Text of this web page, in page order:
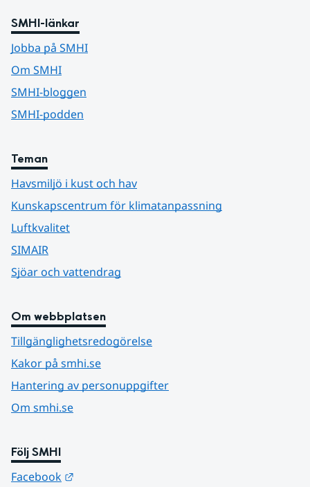
SMHI-länkar
Jobba på SMHI
Om SMHI
SMHI-bloggen
SMHI-podden
Teman
Havsmiljö i kust och hav
Kunskapscentrum för klimatanpassning
Luftkvalitet
SIMAIR
Sjöar och vattendrag
Om webbplatsen
Tillgänglighetsredogörelse
Kakor på smhi.se
Hantering av personuppgifter
Om smhi.se
Följ SMHI
Facebook